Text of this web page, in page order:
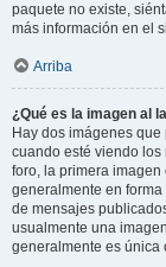
paquete no existe,
más información en el
Arriba
¿Qué es la imagen al
Hay dos imágenes
cuando esté viendo
foro, la primera
generalmente en
de mensajes
usualmente una
generalmente es única